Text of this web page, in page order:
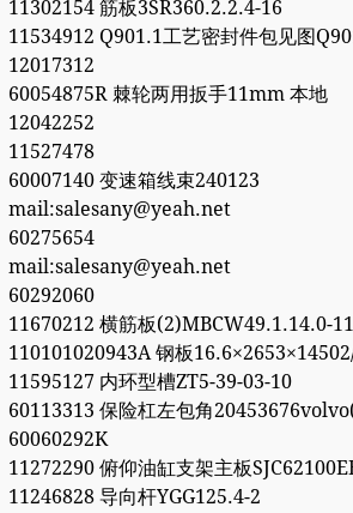
11302154 筋板3SR360.2.2.4-16
11534912 Q901.1工艺密封件包见图
12017312
60054875R 棘轮两用扳手11mm 本地
12042252
11527478
60007140 变速箱线束240123
mail:salesany@yeah.net
60275654
mail:salesany@yeah.net
60292060
11670212 横筋板(2)MBCW49.1.14.0-11
110101020943A 钢板
11595127 内环型槽ZT5-39-03-10
60113313 保险杠左包角
60060292K
11272290 俯仰油缸支架主板
11246828 导向杆YGG125.4-2